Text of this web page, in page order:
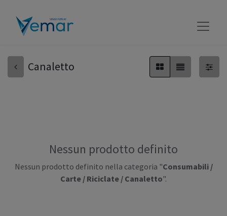
Canaletto
Nessun prodotto definito
Nessun prodotto definito nella categoria "Consumabili /
Carte / Riciclate / Canaletto".